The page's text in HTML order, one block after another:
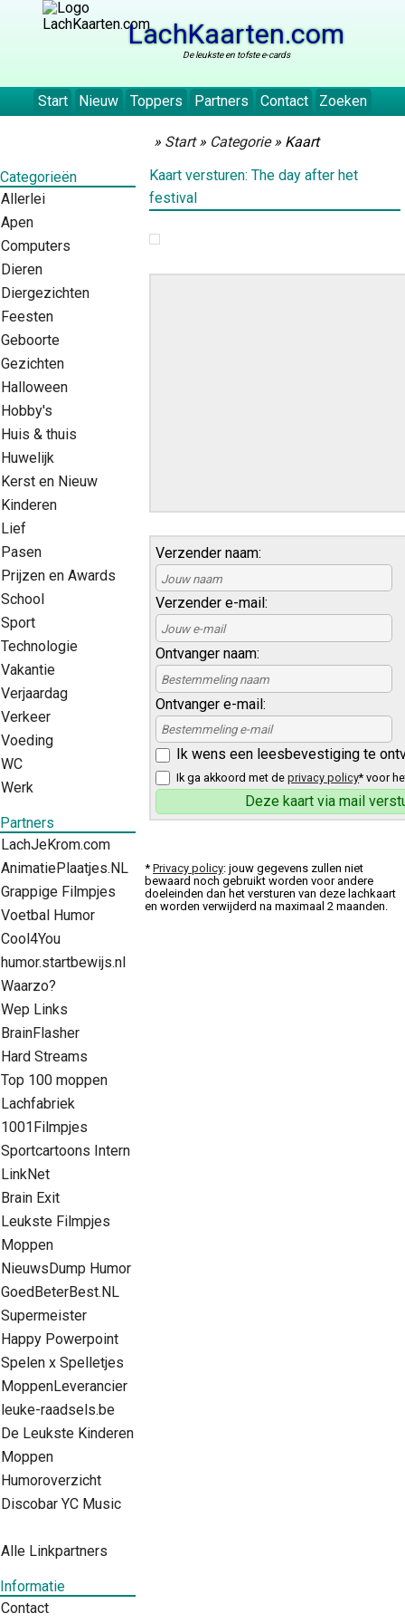
LachKaarten.com
De leukste en tofste e-cards
Start Nieuw Toppers Partners Contact Zoeken
Categorieën
Allerlei
Apen
Computers
Dieren
Diergezichten
Feesten
Geboorte
Gezichten
Halloween
Hobby's
Huis & thuis
Huwelijk
Kerst en Nieuw
Kinderen
Lief
Pasen
Prijzen en Awards
School
Sport
Technologie
Vakantie
Verjaardag
Verkeer
Voeding
WC
Werk
Partners
LachJeKrom.com
AnimatiePlaatjes.NL
Grappige Filmpjes
Voetbal Humor
Cool4You
humor.startbewijs.nl
Waarzo?
Wep Links
BrainFlasher
Hard Streams
Top 100 moppen
Lachfabriek
1001Filmpjes
Sportcartoons Intern
LinkNet
Brain Exit
Leukste Filmpjes
Moppen
NieuwsDump Humor
GoedBeterBest.NL
Supermeister
Happy Powerpoint
Spelen x Spelletjes
MoppenLeverancier
leuke-raadsels.be
De Leukste Kinderen
Moppen
Humoroverzicht
Discobar YC Music
Alle Linkpartners
Informatie
Contact
» Start» Categorie» Kaart
Kaart versturen: The day after het
festival
Verzender naam:
Verzender e-mail:
Ontvanger naam:
Ontvanger e-mail:
Ik wens een leesbevestiging te
Ik ga akkoord met deprivacy policy* voor
* Privacy policy: jouw gegevens zullen niet
bewaard noch gebruikt worden voor andere
doeleinden dan het versturen van deze lachkaart
en worden verwijderd na maximaal 2 maanden.